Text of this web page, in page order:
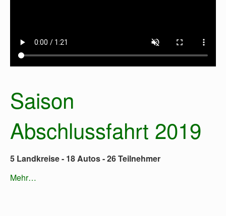
Saison
Abschlussfahrt 2019
5 Landkreise - 18 Autos - 26 Teilnehmer
Mehr…